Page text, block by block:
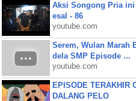
Aksi Songong Pria
esal - 86
youtube.com
Serem, Wulan Marah
dela SMP Episode ...
youtube.com
EPISODE TERAKHIR
DALANG PELO